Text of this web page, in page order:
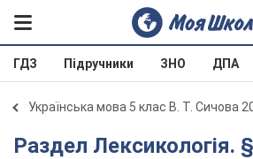
ГДЗ Підручники ЗНО ДПА
Українська мова 5 клас В. Т. Сичова
Раздел Лексикологія. § 7.